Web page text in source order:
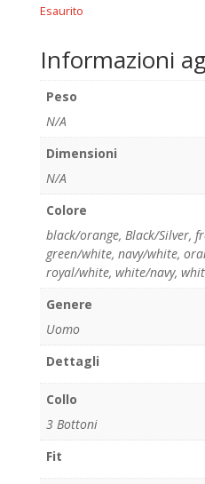
Esaurito
Informazioni
Peso
N/A
Dimensioni
N/A
Colore
black/orange, Black/Silver,
green/white, navy/white,
royal/white, white/navy,
Genere
Uomo
Dettagli
Collo
3 Bottoni
Fit